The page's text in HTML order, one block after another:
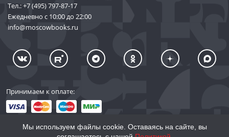
Тел.:+7 (495) 797-87-17
Ежедневно с 10:00 до 22:00
info@moscowbooks.ru
Принимаем к оплате:
Мы используем файлы cookie. Оставаясь на сайте, вы